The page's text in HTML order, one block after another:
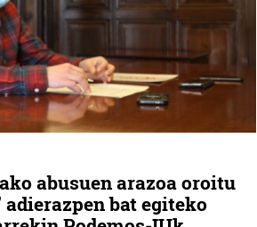
abusuen arazoa oroitu
bat egiteko